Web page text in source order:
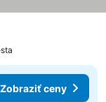
Zobraziť ceny